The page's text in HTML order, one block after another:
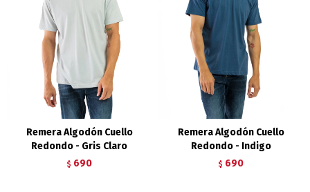
Remera Algodón Cuello
Redondo - Gris Claro
$ 690
Remera Algodón Cuello
Redondo - Indigo
$ 690